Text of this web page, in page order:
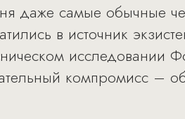
даже самые обычные
в источник
исследовании
компромисс –